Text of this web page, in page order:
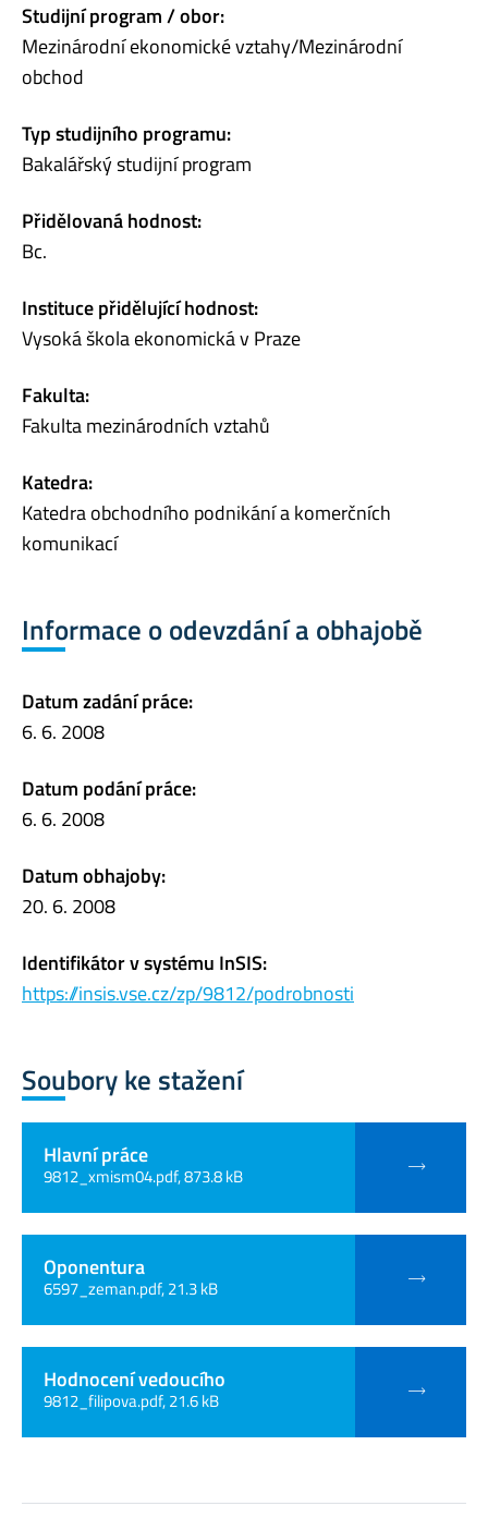
Studijní program / obor:
Mezinárodní ekonomické vztahy/Mezinárodní
obchod
Typ studijního programu:
Bakalářský studijní program
Přidělovaná hodnost:
Bc.
Instituce přidělující hodnost:
Vysoká škola ekonomická v Praze
Fakulta:
Fakulta mezinárodních vztahů
Katedra:
Katedra obchodního podnikání a komerčních
komunikací
Informace o odevzdání a obhajobě
Datum zadání práce:
6. 6. 2008
Datum podání práce:
6. 6. 2008
Datum obhajoby:
20. 6. 2008
Identifikátor v systému InSIS:
https://insis.vse.cz/zp/9812/podrobnosti
Soubory ke stažení
Hlavní práce
9812_xmism04.pdf, 873.8 kB
Oponentura
6597_zeman.pdf, 21.3 kB
Hodnocení vedoucího
9812_filipova.pdf, 21.6 kB